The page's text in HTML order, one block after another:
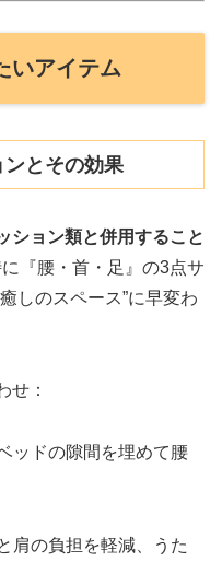
いアイテム
とその効果
ション類と併用すること
『腰・首・足』の3点サ
しのスペース”に早変わ
せ：
ッドの隙間を埋めて腰
肩の負担を軽減、うた